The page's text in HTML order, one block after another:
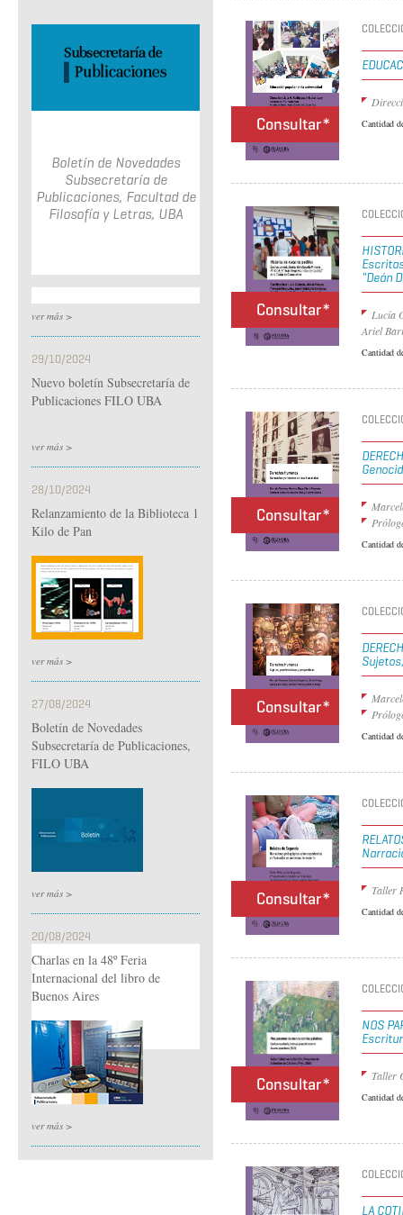
Boletín de Novedades
Subsecretaría de
Publicaciones, Facultad de
Filosofía y Letras, UBA
ver más >
29/10/2024
Nuevo boletín Subsecretaría de
Publicaciones FILO UBA
ver más >
28/10/2024
Relanzamiento de la Biblioteca 1
Kilo de Pan
ver más >
27/08/2024
Boletín de Novedades
Subsecretaría de Publicaciones,
FILO UBA
ver más >
20/08/2024
Charlas en la 48º Feria
Internacional del libro de
Buenos Aires
ver más >
Consultar* Cantidad
Consultar*
"Deán
Lucía
Ariel
Cantidad
Consultar*
Cantidad
Consultar*
Cantidad
Consultar* Taller
Cantidad
Consultar*
NOS
Taller
Cantidad
LA